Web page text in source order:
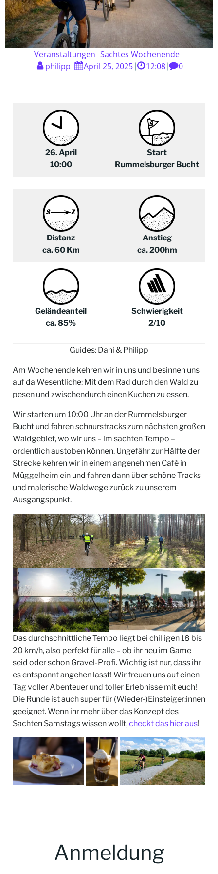
Veranstaltungen Sachtes Wochenende
philipp
April 25, 2025 12:08 0
26. April
10:00
Start
Rummelsburger Bucht
Distanz
ca. 60 Km
Anstieg
ca. 200hm
Geländeanteil
ca. 85%
Schwierigkeit
2/10
Guides: Dani & Philipp
Am Wochenende kehren wir in uns und besinnen uns
auf da Wesentliche: Mit dem Rad durch den Wald zu
pesen und zwischendurch einen Kuchen zu essen.
Wir starten um 10:00 Uhr an der Rummelsburger
Bucht und fahren schnurstracks zum nächsten großen
Waldgebiet, wo wir uns – im sachten Tempo –
ordentlich austoben können. Ungefähr zur Hälfte der
Strecke kehren wir in einem angenehmen Café in
Müggelheim ein und fahren dann über schöne Tracks
und malerische Waldwege zurück zu unserem
Ausgangspunkt.
Das durchschnittliche Tempo liegt bei chilligen 18 bis
20 km/h, also perfekt für alle – ob ihr neu im Game
seid oder schon Gravel-Profi. Wichtig ist nur, dass ihr
es entspannt angehen lasst! Wir freuen uns auf einen
Tag voller Abenteuer und toller Erlebnisse mit euch!
Die Runde ist auch super für (Wieder-)Einsteiger:innen
geeignet. Wenn ihr mehr über das Konzept des
Sachten Samstags wissen wollt,checkt das hier aus!
Anmeldung